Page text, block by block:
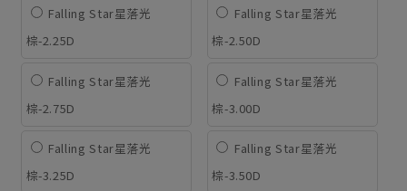
Falling Star星落光
棕-2.25D
Falling Star星落光
棕-2.50D
Falling Star星落光
棕-2.75D
Falling Star星落光
棕-3.00D
Falling Star星落光
棕-3.25D
Falling Star星落光
棕-3.50D